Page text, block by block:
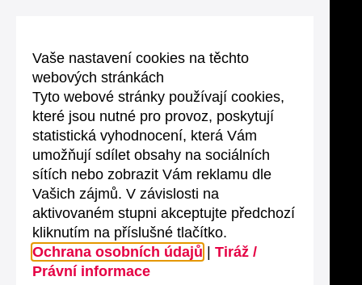
Vaše nastavení cookies na těchto
webových stránkách
Tyto webové stránky používají cookies,
které jsou nutné pro provoz, poskytují
statistická vyhodnocení, která Vám
umožňují sdílet obsahy na sociálních
sítích nebo zobrazit Vám reklamu dle
Vašich zájmů. V závislosti na
aktivovaném stupni akceptujte předchozí
kliknutím na příslušné tlačítko.
Ochrana osobních údajů
Tiráž /
Právní informace